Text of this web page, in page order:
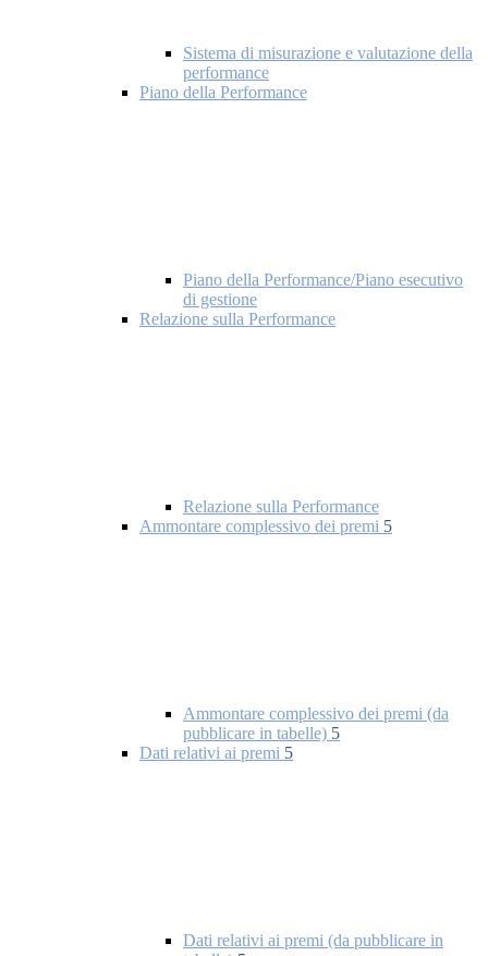
Sistema di misurazione e valutazione della
performance
Piano della Performance
Piano della Performance/Piano esecutivo
di gestione
Relazione sulla Performance
Relazione sulla Performance
Ammontare complessivo dei premi 5
Ammontare complessivo dei premi (da
pubblicare in tabelle) 5
Dati relativi ai premi 5
Dati relativi ai premi (da pubblicare in